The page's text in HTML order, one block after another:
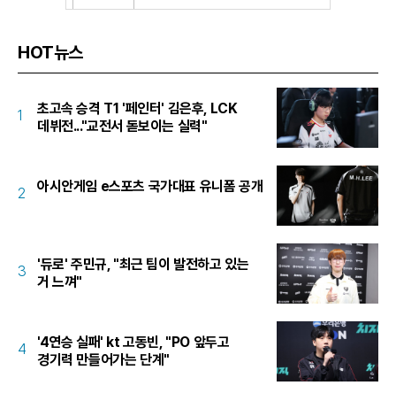
HOT뉴스
1
초고속 승격 T1 '페인터' 김은후, LCK
데뷔전..."교전서 돋보이는 실력"
2 아시안게임 e스포츠 국가대표 유니폼 공개
3
'듀로' 주민규, "최근 팀이 발전하고 있는
거 느껴"
4
'4연승 실패' kt 고동빈, "PO 앞두고
경기력 만들어가는 단계"